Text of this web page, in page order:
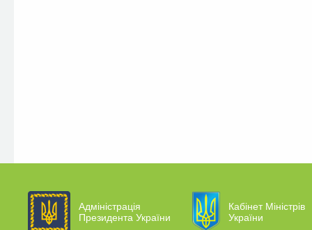
Адміністрація
Президента України
Кабінет Міністрів
України